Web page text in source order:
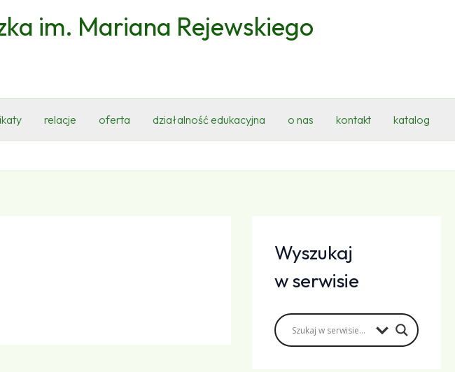
im. Mariana Rejewskiego
relacje oferta działalność edukacyjna o nas kontakt katalog
Wyszukaj
w serwisie